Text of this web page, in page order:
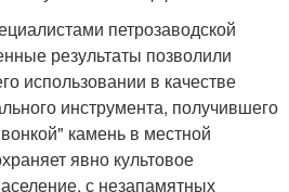
петрозаводской
результаты позволили
использовании в качестве
инструмента, получившего
камень в местной
явно культовое
с незапамятных